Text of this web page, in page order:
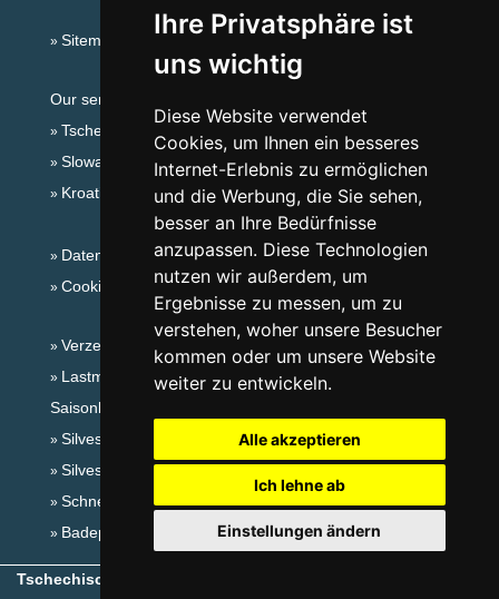
Ihre Privatsphäre ist
uns wichtig
Diese Website verwendet
Cookies, um Ihnen ein besseres
Internet-Erlebnis zu ermöglichen
und die Werbung, die Sie sehen,
besser an Ihre Bedürfnisse
anzupassen. Diese Technologien
nutzen wir außerdem, um
Ergebnisse zu messen, um zu
verstehen, woher unsere Besucher
kommen oder um unsere Website
weiter zu entwickeln.
Alle akzeptieren
Ich lehne ab
Einstellungen ändern
Sitemap
Our servers:
Tschechische Gebirge
Slowakische Gebirge
Kroatien
Datenschutz
Cookies
Verzeichnis der Unterkunft
Lastminute Isergebirge
Saisonlinks:
Silvester Isergebirge
Silvester im Gebirge 2025/26
Schneehöhen
Badeplätze
Tschechische Gebirge